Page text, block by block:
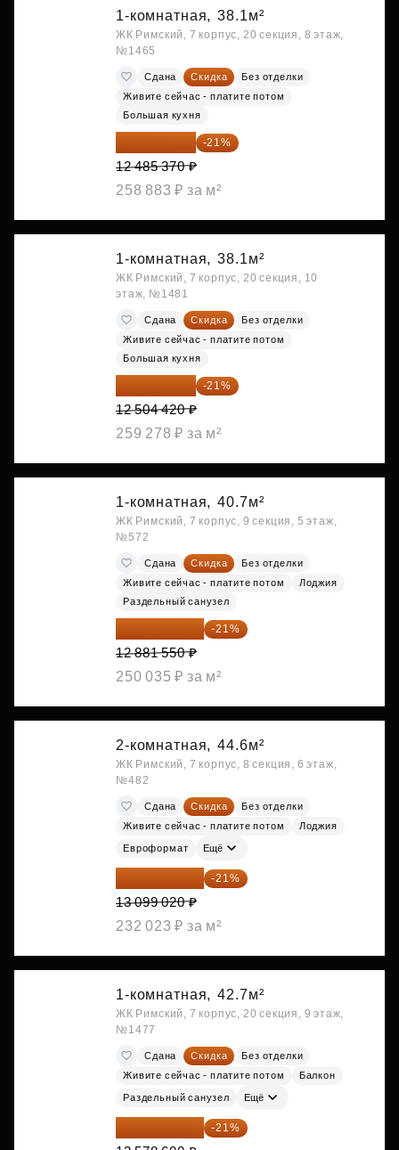
1-комнатная, 38.1м²
ЖК Римский, 7 корпус, 20 секция, 8 этаж,
№1465
Сдана Скидка
Без отделки
Живите сейчас - платите потом
Большая кухня
-21%
12 485 370 ₽
258 883 ₽ за м²
1-комнатная, 38.1м²
ЖК Римский, 7 корпус, 20 секция, 10
этаж, №1481
Сдана Скидка
Без отделки
Живите сейчас - платите потом
Большая кухня
-21%
12 504 420 ₽
259 278 ₽ за м²
1-комнатная, 40.7м²
ЖК Римский, 7 корпус, 9 секция, 5 этаж,
№572
Сдана Скидка
Без отделки
Живите сейчас - платите потом
Лоджия
Раздельный санузел
10 176 425 ₽ -21%
12 881 550 ₽
250 035 ₽ за м²
2-комнатная, 44.6м²
ЖК Римский, 7 корпус, 8 секция, 6 этаж,
№482
Сдана Скидка
Без отделки
Живите сейчас - платите потом
Лоджия
Евроформат Ещё
10 348 226 ₽ -21%
13 099 020 ₽
232 023 ₽ за м²
1-комнатная, 42.7м²
ЖК Римский, 7 корпус, 20 секция, 9 этаж,
№1477
Сдана Скидка
Без отделки
Живите сейчас - платите потом
Балкон
Раздельный санузел Ещё
10 727 094 ₽ -21%